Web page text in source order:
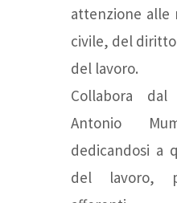
attenzione
civile, del
del lavoro.
Collabora dal
Antonio
dedicandosi a
del lavoro,